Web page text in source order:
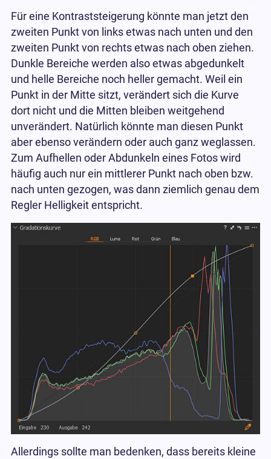
Für eine Kontraststeigerung könnte man jetzt den
zweiten Punkt von links etwas nach unten und den
zweiten Punkt von rechts etwas nach oben ziehen.
Dunkle Bereiche werden also etwas abgedunkelt
und helle Bereiche noch heller gemacht. Weil ein
Punkt in der Mitte sitzt, verändert sich die Kurve
dort nicht und die Mitten bleiben weitgehend
unverändert. Natürlich könnte man diesen Punkt
aber ebenso verändern oder auch ganz weglassen.
Zum Aufhellen oder Abdunkeln eines Fotos wird
häufig auch nur ein mittlerer Punkt nach oben bzw.
nach unten gezogen, was dann ziemlich genau dem
Regler Helligkeit entspricht.
Allerdings sollte man bedenken, dass bereits kleine